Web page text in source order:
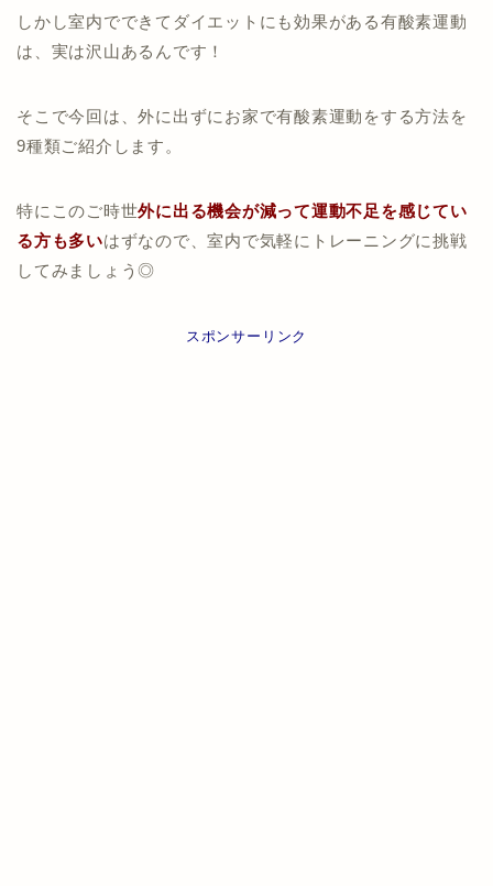
しかし室内でできてダイエットにも効果がある有酸素運動
は、実は沢山あるんです！
そこで今回は、外に出ずにお家で有酸素運動をする方法を
9種類ご紹介します。
特にこのご時世外に出る機会が減って運動不足を感じてい
る方も多いはずなので、室内で気軽にトレーニングに挑戦
してみましょう◎
スポンサーリンク